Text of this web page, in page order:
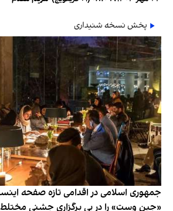
پخش نسخه شنیداری
جمهوری اسلامی در اقدامی تازه صفحه
«جین وست» را در پی برگزاری جشنی